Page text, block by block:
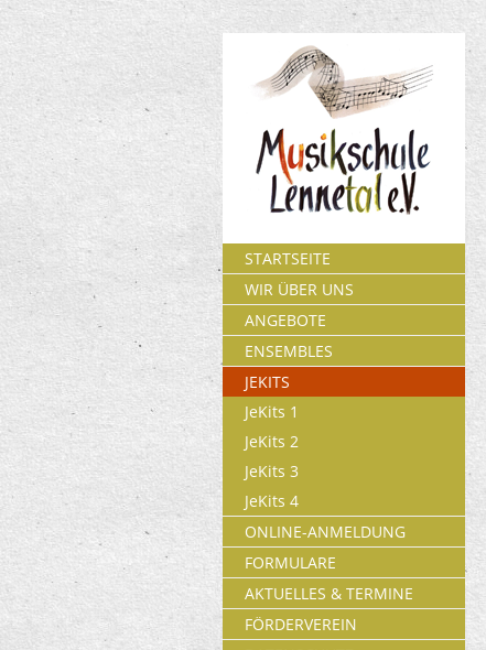
STARTSEITE
WIR ÜBER UNS
ANGEBOTE
ENSEMBLES
JEKITS
JeKits 1
JeKits 2
JeKits 3
JeKits 4
ONLINE-ANMELDUNG
FORMULARE
AKTUELLES & TERMINE
FÖRDERVEREIN